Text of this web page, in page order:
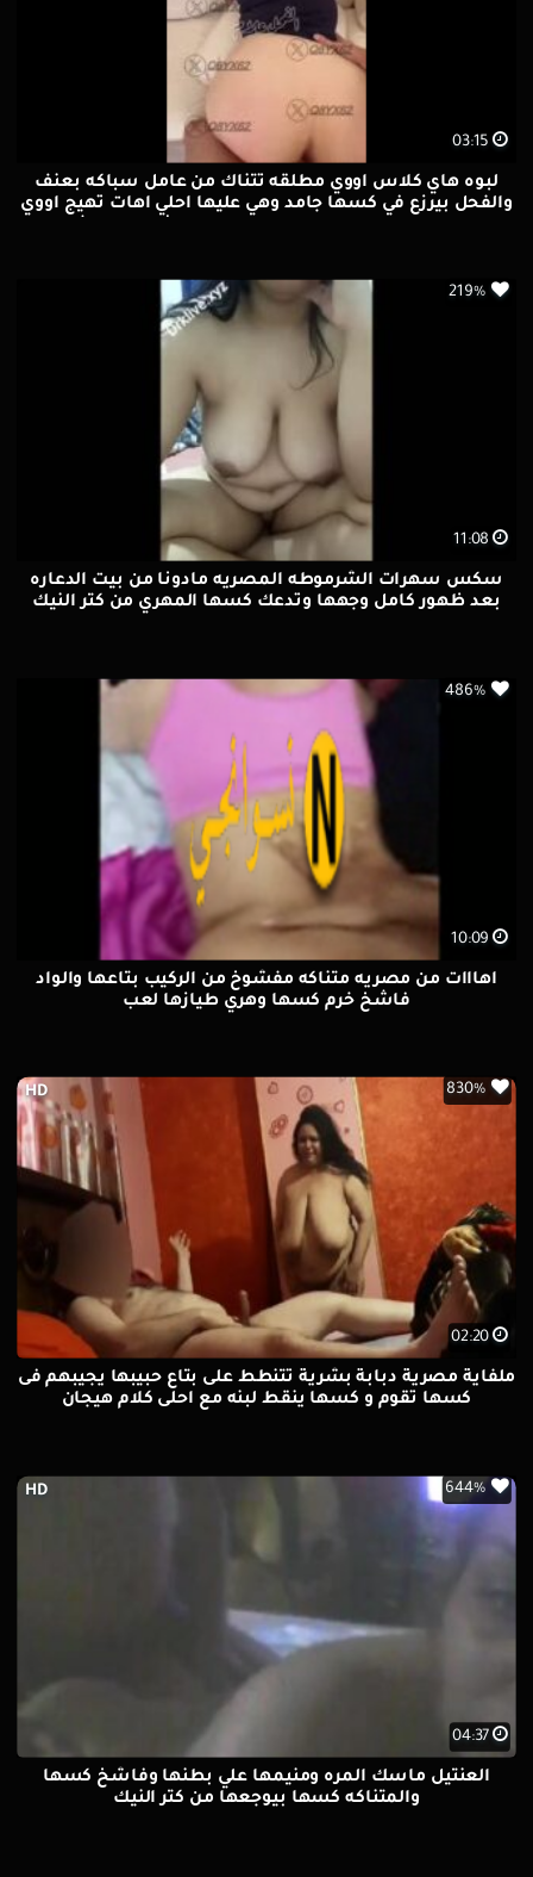
03:15
لبوه هاي كلاس اووي مطلقه تتناك من عامل سباكه بعنف
والفحل بيرزع في كسها جامد وهي عليها احلي اهات تهيج اووي
11:08
219%
سكس سهرات الشرموطه المصريه مادونا من بيت الدعاره
بعد ظهور كامل وجهها وتدعك كسها المهري من كتر النيك
10:09
486%
اهااات من مصريه متناكه مفشوخ من الركيب بتاعها والواد
فاشخ خرم كسها وهري طيازها لعب
02:20
HD 830%
ملفاية مصرية دبابة بشرية تتنطط على بتاع حبيبها يجيبهم فى
كسها تقوم و كسها ينقط لبنه مع احلى كلام هيجان
04:37
HD 644%
العنتيل ماسك المره ومنيمها علي بطنها وفاشخ كسها
والمتناكه كسها بيوجعها من كتر النيك